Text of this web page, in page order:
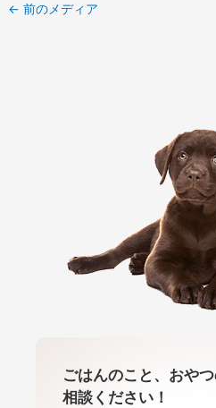
← 前のメディア
ごはんのこと、おや
相談ください！